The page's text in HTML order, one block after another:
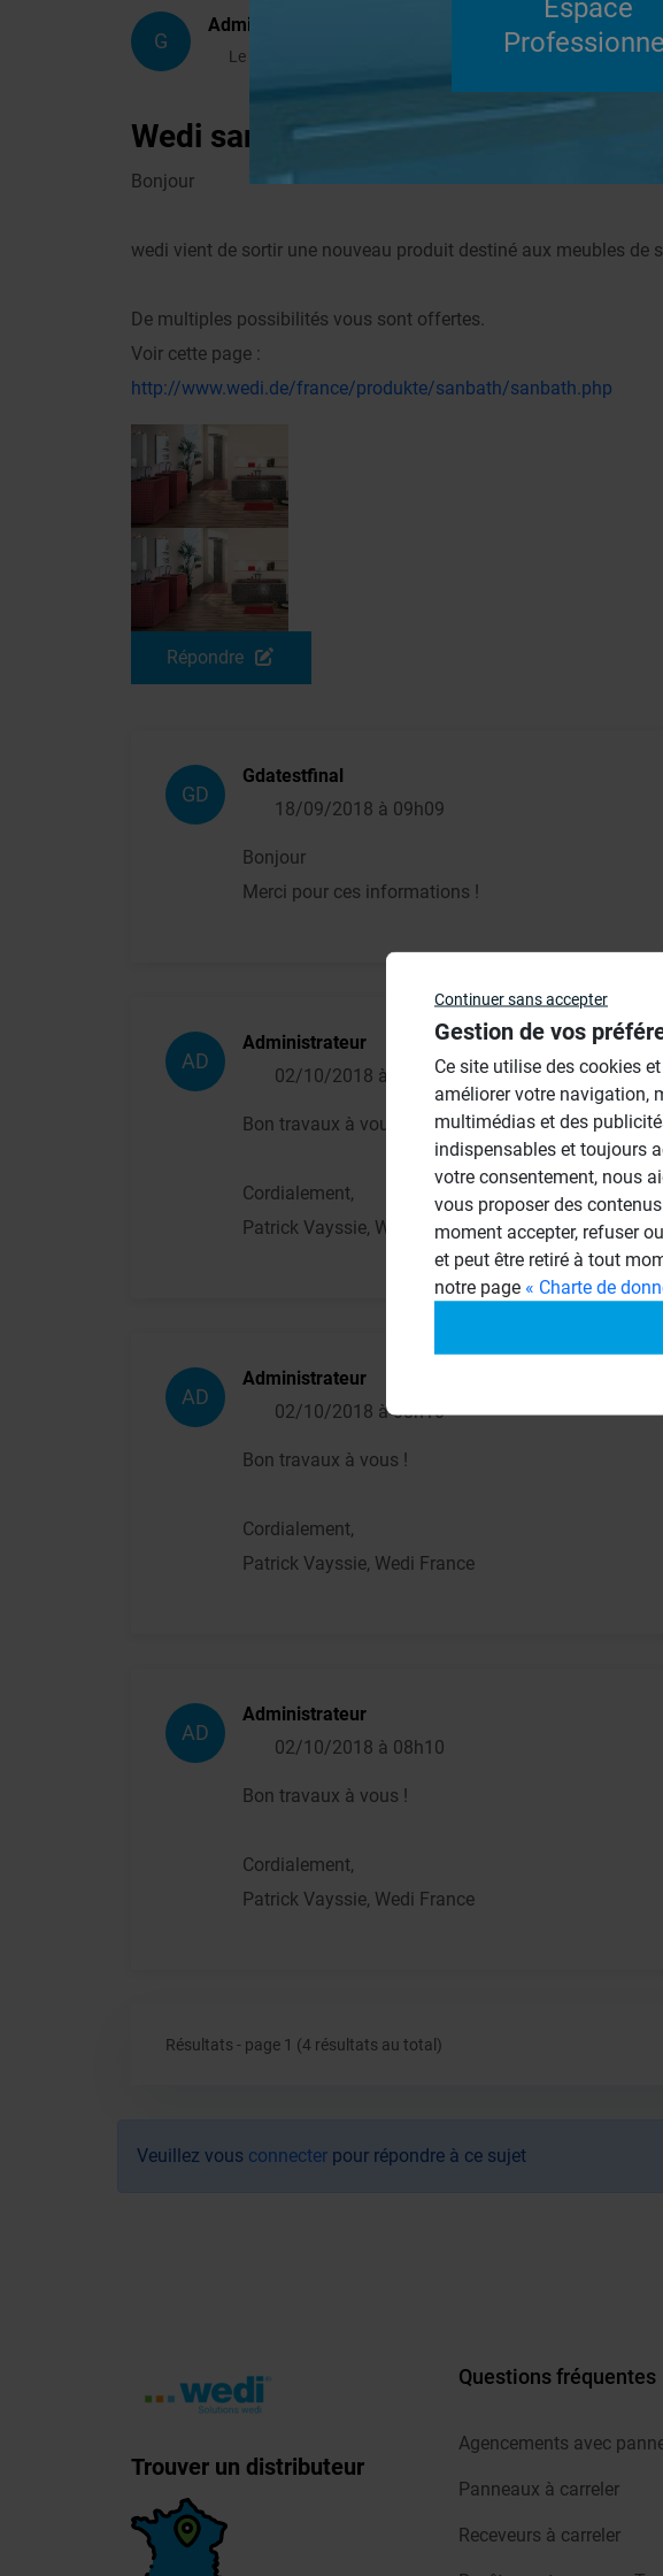
G
Administrateur
Le 15/06/2006 à 12h06
Wedi sanBath - meubles de salle de
Bonjour
wedi vient de sortir une nouveau produit destiné aux meubles de
De multiples possibilités vous sont offertes.
Voir cette page :
http://www.wedi.de/france/produkte/sanbath/sanbath.php
Répondre
GD
Gdatestfinal
18/09/2018 à 09h09
Bonjour
Merci pour ces informations !
AD
Administrateur
02/10/2018 à 08h10
Bon travaux à vous !
Cordialement,
Patrick Vayssie, Wedi France
AD
Administrateur
02/10/2018 à 08h10
Bon travaux à vous !
Cordialement,
Patrick Vayssie, Wedi France
AD
Administrateur
02/10/2018 à 08h10
Bon travaux à vous !
Cordialement,
Patrick Vayssie, Wedi France
Résultats - page 1 (4 résultats au total)
Veuillez vous connecter pour répondre à ce sujet
Trouver un distributeur
Questions fréquentes
Agencements avec
Panneaux à carreler
Receveurs à carreler
Continuer sans accepter
Gestion de vos
Ce site utilise des cookies
améliorer votre navigation,
multimédias et des
indispensables et toujours
votre consentement, nous
vous proposer des
moment accepter, refuser
et peut être retiré à tout
notre page « Charte de
Espace
Professionnel